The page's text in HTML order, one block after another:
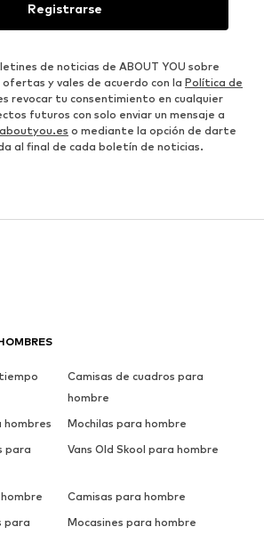
Registrarse
de noticias de ABOUT YOU sobre
y vales de acuerdo con la Política de
revocar tu consentimiento en cualquier
futuros con solo enviar un mensaje a
o mediante la opción de darte
al final de cada boletín de noticias.
Camisas de cuadros para
hombre
hombres
Mochilas para hombre
para
Vans Old Skool para hombre
Camisas para hombre
para
Mocasines para hombre